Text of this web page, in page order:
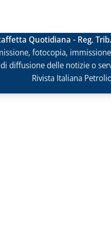
Quotidiana - Reg.
fotocopia,
diffusione delle notizie o
Rivista Italiana